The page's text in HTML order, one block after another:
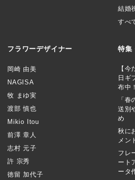
結婚
すべ
フラワーデザイナー
岡崎 由美
NAGISA
牧 まゆ実
渡部 慎也
Mikio Itou
前澤 章人
志村 元子
許 宗秀
徳留 加代子
特集
【
日ギ
布中！
「
送別
め
秋に
メン
フレ
ート
ータ